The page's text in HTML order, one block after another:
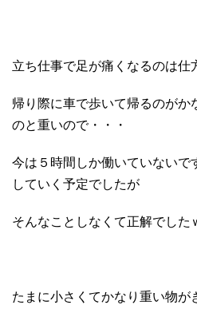
立ち仕事で足が痛くなるのは仕
帰り際に車で歩いて帰るのがか
のと重いので・・・
今は５時間しか働いていないで
していく予定でしたが
そんなことしなくて正解でした
たまに小さくてかなり重い物が